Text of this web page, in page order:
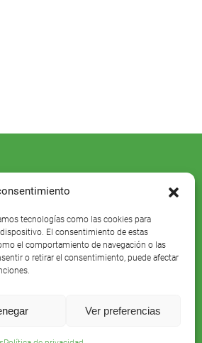
tecnologías como las cookies para
El consentimiento de estas
el comportamiento de navegación o las
o retirar el consentimiento, puede afectar
Ver preferencias